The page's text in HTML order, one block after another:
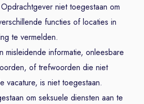
niet toegestaan om
functies of locaties in
te vermelden.
misleidende informatie, onleesbare
of trefwoorden die niet
vacature, is niet toegestaan.
om seksuele diensten aan te